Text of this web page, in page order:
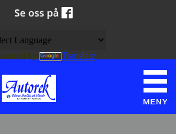
by Translate